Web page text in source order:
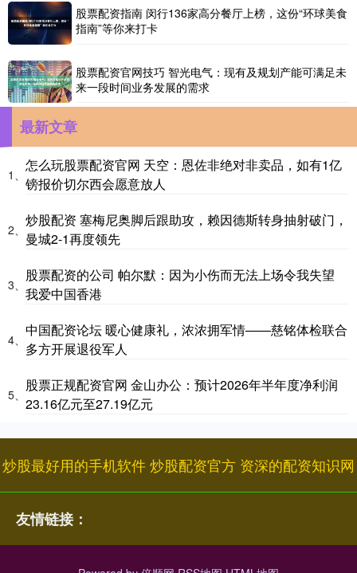
股票配资指南 闵行136家高分餐厅上榜，这份“环球美食
指南”等你来打卡
股票配资官网技巧 智光电气：现有及规划产能可满足未
来一段时间业务发展的需求
最新文章
1、
怎么玩股票配资官网 天空：恩佐非绝对非卖品，如有1亿
镑报价切尔西会愿意放人
2、
炒股配资 塞梅尼奥脚后跟助攻，赖因德斯转身抽射破门，
曼城2-1再度领先
3、
股票配资的公司 帕尔默：因为小伤而无法上场令我失望
我爱中国香港
4、
中国配资论坛 暖心健康礼，浓浓拥军情——慈铭体检联合
多方开展退役军人
5、
股票正规配资官网 金山办公：预计2026年半年度净利润
23.16亿元至27.19亿元
炒股最好用的手机软件 炒股配资官方 资深的配资知识网
友情链接：